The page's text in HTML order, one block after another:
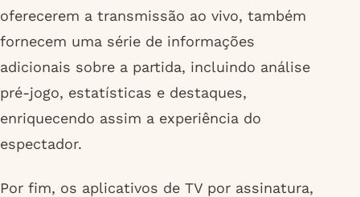
oferecerem a transmissão ao vivo, também
fornecem uma série de informações
adicionais sobre a partida, incluindo análise
pré-jogo, estatísticas e destaques,
enriquecendo assim a experiência do
espectador.
Por fim, os aplicativos de TV por assinatura,